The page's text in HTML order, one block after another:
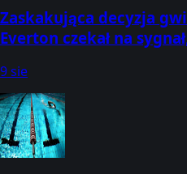
Zaskakująca decyzja
Everton czekał na
9 sie